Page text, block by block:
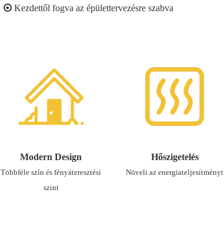
 Kezdettől fogva az épülettervezésre szabva
Modern Design
Többféle szín és fényáteresztési
szint
Hőszigetelés
Növeli az energiateljesítményt